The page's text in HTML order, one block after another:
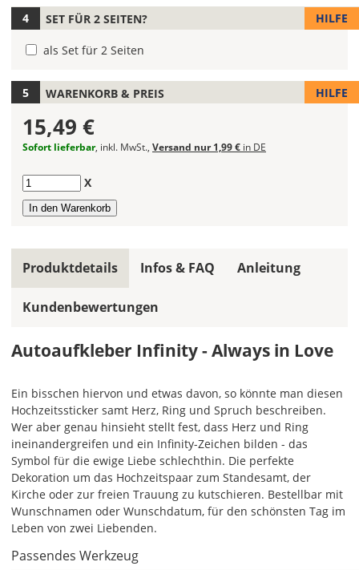
frei
kombinieren.
Wählst
in
allen
die
gleiche
wird
ein
mehrfarbiger
einfarbig.
Mit
einem
Klick
das
Farbvorschau-
öffnet
sich
die
Farbvorschau
entsprechend
Deiner
Farbauswahl.
Lege
die
SET FÜR 2 SEITEN? HILFE
als Set für 2 Seiten
WARENKORB & PREIS HILFE
15,49 €
Sofort lieferbar, inkl. MwSt., Versand nur 1,99 € in DE
Anzahl X
Produktdetails
Autoaufkleber Infinity - Always in Love
Passendes Werkzeug
Ein bisschen hiervon und etwas davon, so könnte man diesen
Hochzeitssticker samt Herz, Ring und Spruch beschreiben.
Wer aber genau hinsieht stellt fest, dass Herz und Ring
ineinandergreifen und ein Infinity-Zeichen bilden - das
Symbol für die ewige Liebe schlechthin. Die perfekte
Dekoration um das Hochzeitspaar zum Standesamt, der
Kirche oder zur freien Trauung zu kutschieren. Bestellbar mit
Wunschnamen oder Wunschdatum, für den schönsten Tag im
Leben von zwei Liebenden.
Infos & FAQ Anleitung
Kundenbewertungen